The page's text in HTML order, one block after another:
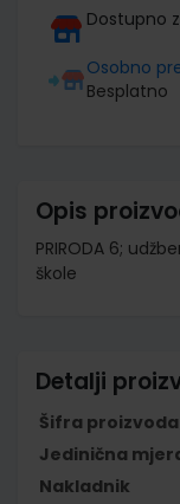
Dostupno
Osobno
Besplatno
Opis
PRIRODA 6;
škole
Detalji
Šifra proizvoda
Jedinična
Nakladnik